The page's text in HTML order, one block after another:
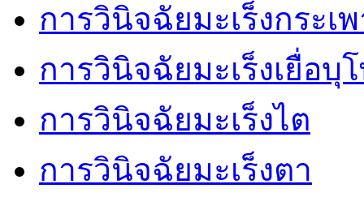
การวินิจฉัยมะเร็งกระเ
การวินิจฉัยมะเร็งเยื่อบุ
การวินิจฉัยมะเร็งไต
การวินิจฉัยมะเร็งตา